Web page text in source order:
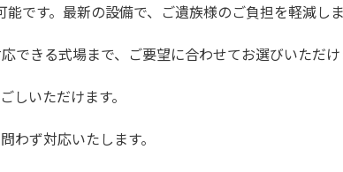
です。最新の設備で、ご遺族様のご負担を軽減しま
きる式場まで、ご要望に合わせてお選びいただけ
しいただけます。
わず対応いたします。